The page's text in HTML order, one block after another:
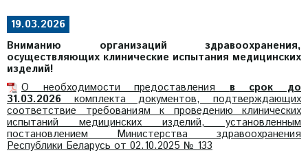
19.03.2026
Вниманию организаций здравоохранения,
осуществляющих клинические испытания медицинских
изделий!
О необходимости предоставления в срок до
31.03.2026 комплекта документов, подтверждающих
соответствие требованиям к проведению клинических
испытаний медицинских изделий, установленным
постановлением Министерства здравоохранения
Республики Беларусь от 02.10.2025 № 133